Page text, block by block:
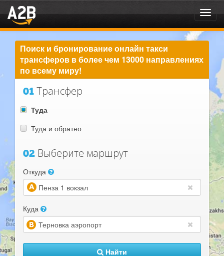
Поиск и бронирование онлайн такси
трансферов в более чем 13000 направлениях
по всему миру!
01 Трансфер
Туда
Туда и обратно
02 Выберите маршрут
Откуда
Куда
Найти